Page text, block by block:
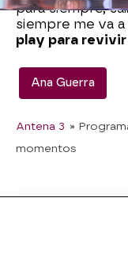
para siempre,
siempre me va
play para
Ana Guerra
Antena 3 »
momentos